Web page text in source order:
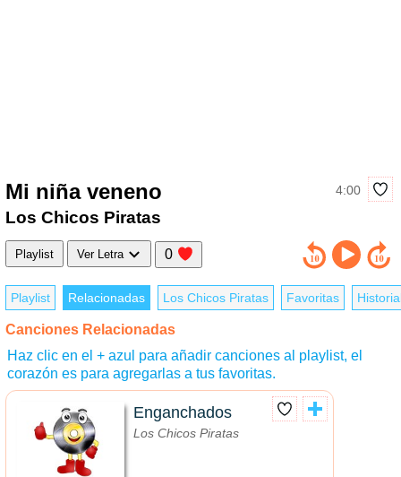
Mi niña veneno 4:00
Los Chicos Piratas
Playlist Ver Letra 0
Playlist Relacionadas Los Chicos Piratas Favoritas
Canciones Relacionadas
Haz clic en el + azul para añadir canciones al playlist, el
corazón es para agregarlas a tus favoritas.
Enganchados
Los Chicos Piratas